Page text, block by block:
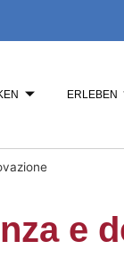
ERLEBEN
e